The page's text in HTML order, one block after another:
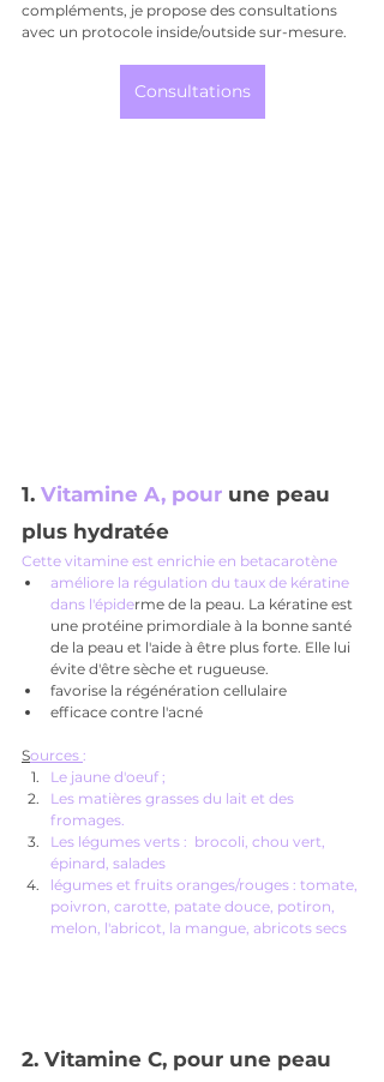
compléments, je propose des consultations
avec un protocole inside/outside sur-mesure.
Consultations
1. Vitamine A, pour une peau
plus hydratée
Cette vitamine est enrichie en betacarotène
améliore la régulation du taux de kératine
dans l'épiderme de la peau. La kératine est
une protéine primordiale à la bonne santé
de la peau et l'aide à être plus forte. Elle lui
évite d'être sèche et rugueuse.
favorise la régénération cellulaire
efficace contre l'acné
Sources :
Le jaune d'oeuf ;
Les matières grasses du lait et des
fromages.
Les légumes verts :  brocoli, chou vert,
épinard, salades
légumes et fruits oranges/rouges : tomate,
poivron, carotte, patate douce, potiron,
melon, l'abricot, la mangue, abricots secs
2. Vitamine C, pour une peau